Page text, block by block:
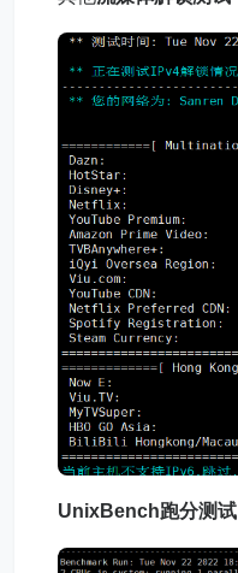
UnixBench跑分测试